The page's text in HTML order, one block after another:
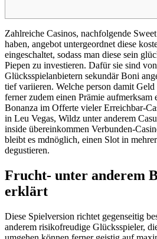
Zahlreiche Casinos, nachfolgende
haben, angebot untergeordnet diese
eingeschaltet, sodass man diese sein
Piepen zu investieren. Dafür sie sind
Glücksspielanbietern sekundär Boni
tief variieren. Welche person damit
ferner zudem einen Prämie
Bonanza im Offerte vieler Erreichbar-
in Leu Vegas, Wildz unter anderem
inside übereinkommen Verbunden-
bleibt es mdnöglich, einen Slot in
degustieren.
Frucht- unter anderem
erklärt
Diese Spielversion richtet gegenseitig
anderem risikofreudige Glücksspieler,